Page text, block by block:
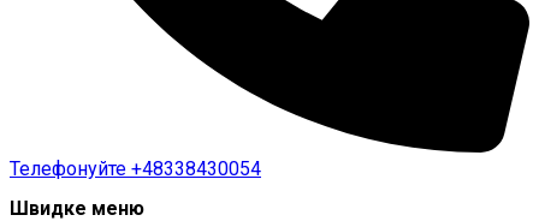
Телефонуйте +48338430054
Швидке меню